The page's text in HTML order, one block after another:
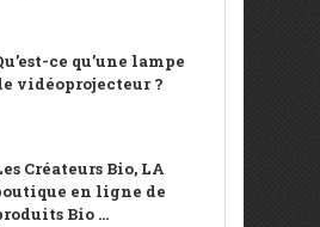
ce qu’une lampe
vidéoprojecteur ?
Créateurs Bio, LA
en ligne de
Bio ...